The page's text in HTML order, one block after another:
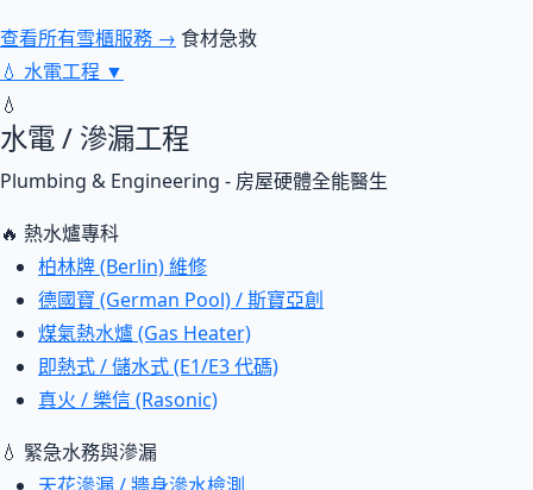
查看所有雪櫃服務 → 食材急救
💧 水電工程 ▼
💧
水電 / 滲漏工程
Plumbing & Engineering - 房屋硬體全能醫生
🔥 熱水爐專科
柏林牌 (Berlin) 維修
德國寶 (German Pool) / 斯寶亞創
煤氣熱水爐 (Gas Heater)
即熱式 / 儲水式 (E1/E3 代碼)
真火 / 樂信 (Rasonic)
💧 緊急水務與滲漏